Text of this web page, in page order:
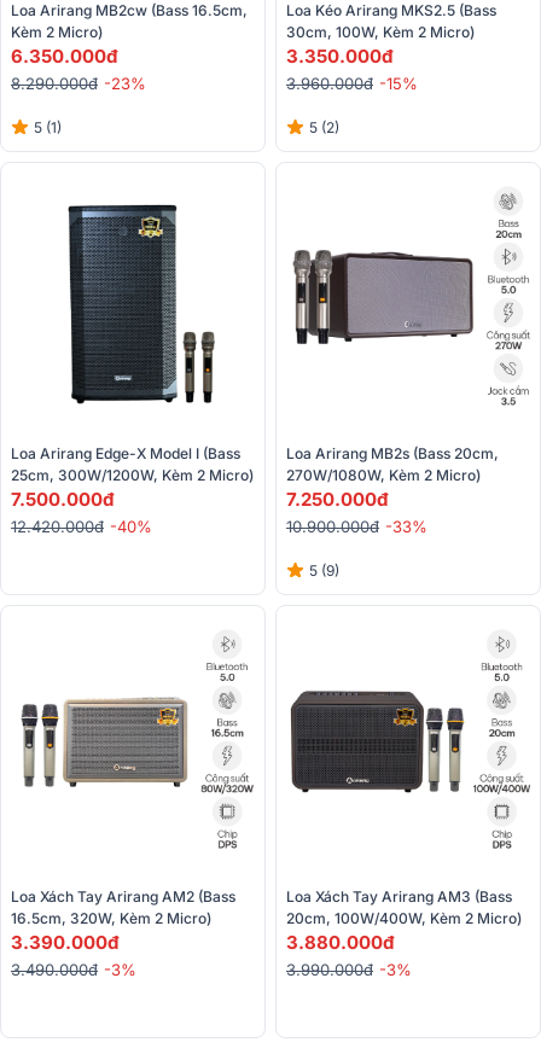
Loa Arirang MB2cw (Bass 16.5cm,
Kèm 2 Micro)
6.350.000đ
8.290.000đ -23%
5 (1)
Loa Kéo Arirang MKS2.5 (Bass
30cm, 100W, Kèm 2 Micro)
3.350.000đ
3.960.000đ -15%
5 (2)
Loa Arirang Edge-X Model I (Bass
25cm, 300W/1200W, Kèm 2 Micro)
7.500.000đ
12.420.000đ -40%
Loa Arirang MB2s (bass 20cm,
270W/1080W, Kèm 2 Micro)
7.250.000đ
10.900.000đ -33%
5 (9)
Loa Xách Tay Arirang AM2 (Bass
16.5cm, 320W, Kèm 2 Micro)
3.390.000đ
3.490.000đ -3%
Loa Xách Tay Arirang AM3 (Bass
20cm, 100W/400W, Kèm 2 Micro)
3.880.000đ
3.990.000đ -3%